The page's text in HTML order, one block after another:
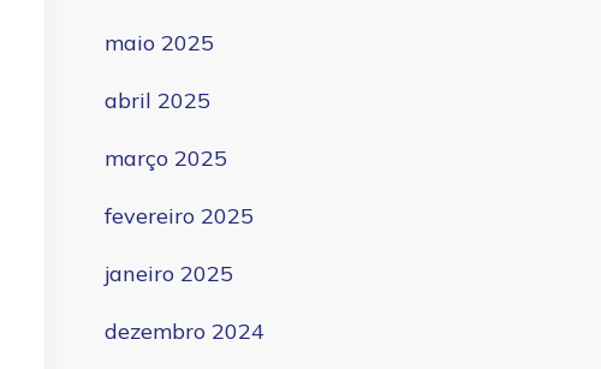
maio 2025
abril 2025
março 2025
fevereiro 2025
janeiro 2025
dezembro 2024